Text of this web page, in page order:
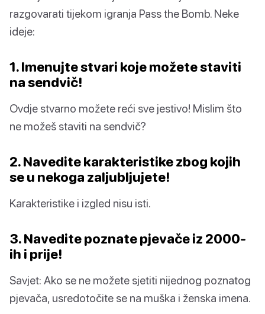
razgovarati tijekom igranja Pass the Bomb. Neke
ideje:
1. Imenujte stvari koje možete staviti
na sendvič!
Ovdje stvarno možete reći sve jestivo! Mislim što
ne možeš staviti na sendvič?
2. Navedite karakteristike zbog kojih
se u nekoga zaljubljujete!
Karakteristike i izgled nisu isti.
3. Navedite poznate pjevače iz 2000-
ih i prije!
Savjet: Ako se ne možete sjetiti nijednog poznatog
pjevača, usredotočite se na muška i ženska imena.